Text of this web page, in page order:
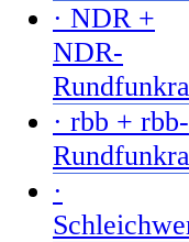
· NDR +
NDR-
· rbb + rbb-
·